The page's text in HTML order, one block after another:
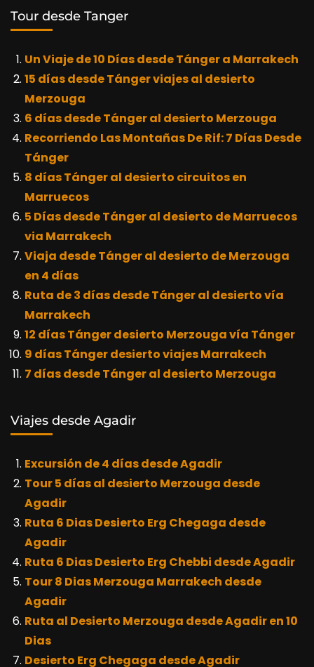
Tour desde Tanger
Un Viaje de 10 Días desde Tánger a Marrakech
15 días desde Tánger viajes al desierto
Merzouga
6 días desde Tánger al desierto Merzouga
Recorriendo Las Montañas De Rif: 7 Días Desde
Tánger
8 días Tánger al desierto circuitos en
Marruecos
5 Días desde Tánger al desierto de Marruecos
via Marrakech
Viaja desde Tánger al desierto de Merzouga
en 4 días
Ruta de 3 días desde Tánger al desierto vía
Marrakech
12 días Tánger desierto Merzouga vía Tánger
9 días Tánger desierto viajes Marrakech
7 días desde Tánger al desierto Merzouga
Viajes desde Agadir
Excursión de 4 días desde Agadir
Tour 5 días al desierto Merzouga desde
Agadir
Ruta 6 Dias Desierto Erg Chegaga desde
Agadir
Ruta 6 Dias Desierto Erg Chebbi desde Agadir
Tour 8 Dias Merzouga Marrakech desde
Agadir
Ruta al Desierto Merzouga desde Agadir en 10
Dias
Desierto Erg Chegaga desde Agadir